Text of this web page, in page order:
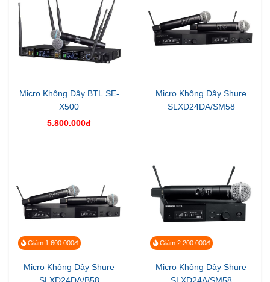
Micro Không Dây BTL SE-
X500
5.800.000đ
Micro Không Dây Shure
SLXD24DA/SM58
Giảm 1.600.000đ
Micro Không Dây Shure
Giảm 2.200.000đ
Micro Không Dây Shure